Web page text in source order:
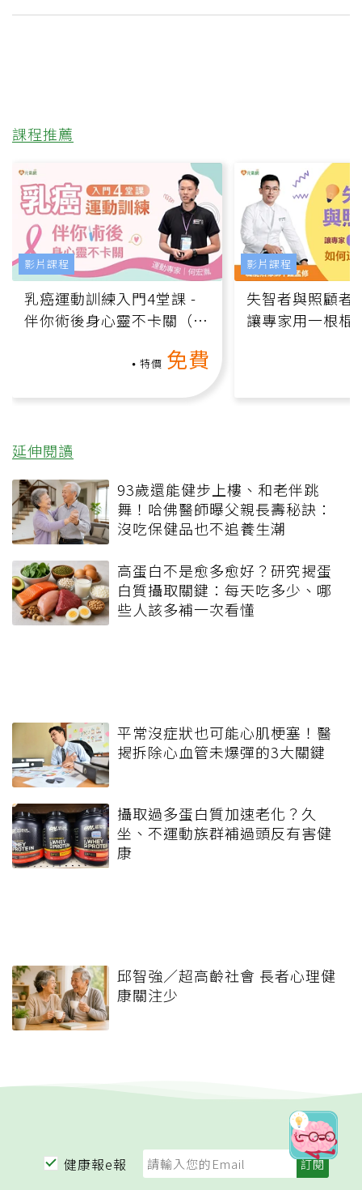
課程推薦
乳癌運動訓練入門4堂課 -
伴你術後身心靈不卡關（線
特價 免費
影片課程
失智者與照顧者
讓專家用一根棍
影片課程
延伸閱讀
93歲還能健步上樓、和老伴跳
舞！哈佛醫師曝父親長壽秘訣：
沒吃保健品也不追養生潮
高蛋白不是愈多愈好？研究揭蛋
白質攝取關鍵：每天吃多少、哪
些人該多補一次看懂
平常沒症狀也可能心肌梗塞！醫
揭拆除心血管未爆彈的3大關鍵
攝取過多蛋白質加速老化？久
坐、不運動族群補過頭反有害健
康
邱智強／超高齡社會 長者心理健
康關注少
健康報e報